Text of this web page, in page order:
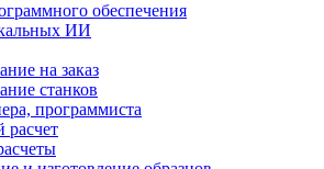
обеспечения
ИИ
на заказ
станков
программиста
расчет